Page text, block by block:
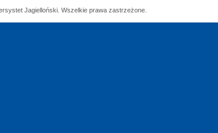
Jagielloński. Wszelkie prawa zastrzeżone.